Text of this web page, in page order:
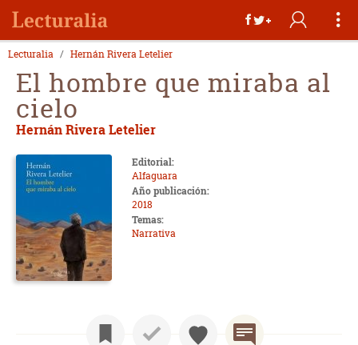
Lecturalia Hernán Rivera Letelier
El hombre que miraba al
cielo
Hernán Rivera Letelier
Editorial:
Alfaguara
Año publicación:
2018
Temas:
Narrativa